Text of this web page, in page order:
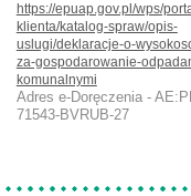
https://epuap.gov.pl/wps/
klienta/katalog-spraw/opis-
uslugi/deklaracje-o-
za-gospodarowanie-
komunalnymi
Adres e-Doręczenia -
71543-BVRUB-27